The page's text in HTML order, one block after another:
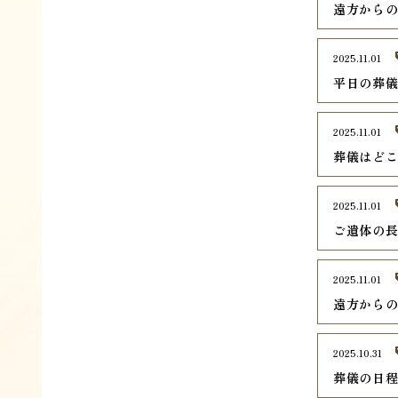
遠方から
平日の葬
2025.11.01
葬儀はど
2025.11.01
ご遺体の
2025.11.01
遠方から
2025.11.01
葬儀の日
2025.10.31